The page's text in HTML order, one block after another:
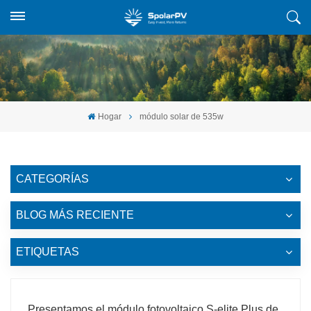
Hogar módulo solar de 535w
CATEGORÍAS
BLOG MÁS RECIENTE
ETIQUETAS